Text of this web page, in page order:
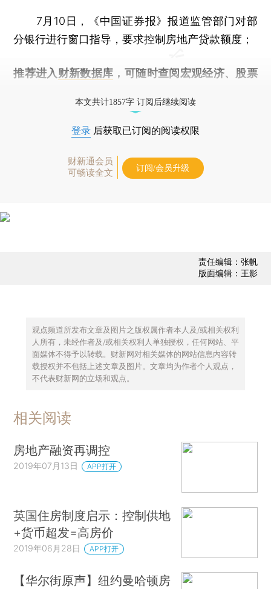
7月10日，《中国证券报》报道监管部门对部
分银行进行窗口指导，要求控制房地产贷款额度；
推荐进入 财新数据库 ，可随时查阅宏观经济、股票
本文共计1857字 订阅后继续阅读
登录 后获取已订阅的阅读权限
财新通会员
可畅读全文
订阅/会员升级
责任编辑：张帆
版面编辑：王影
观点频道所发布文章及图片之版权属作者本人及/或相关权利
人所有，未经作者及/或相关权利人单独授权，任何网站、平
面媒体不得予以转载。财新网对相关媒体的网站信息内容转
载授权并不包括上述文章及图片。文章均为作者个人观点，
不代表财新网的立场和观点。
相关阅读
房地产融资再调控
2019年07月13日 APP打开
英国住房制度启示：控制供地
+货币超发=高房价
2019年06月28日 APP打开
【华尔街原声】纽约曼哈顿房